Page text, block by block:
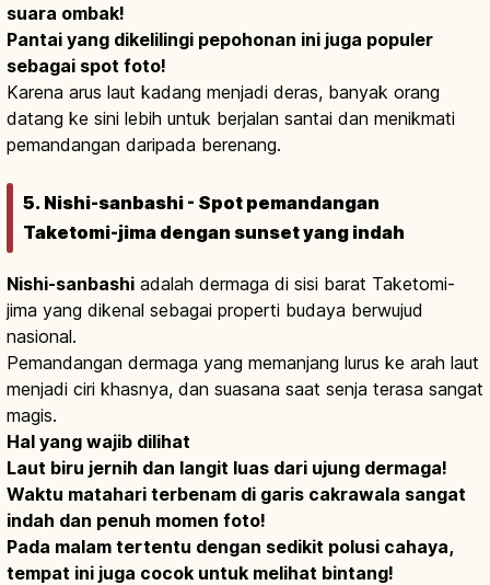
suara ombak!
Pantai yang dikelilingi pepohonan ini juga populer
sebagai spot foto!
Karena arus laut kadang menjadi deras, banyak orang
datang ke sini lebih untuk berjalan santai dan menikmati
pemandangan daripada berenang.
5. Nishi-sanbashi - Spot pemandangan
Taketomi-jima dengan sunset yang indah
Nishi-sanbashi adalah dermaga di sisi barat Taketomi-
jima yang dikenal sebagai properti budaya berwujud
nasional.
Pemandangan dermaga yang memanjang lurus ke arah laut
menjadi ciri khasnya, dan suasana saat senja terasa sangat
magis.
Hal yang wajib dilihat
Laut biru jernih dan langit luas dari ujung dermaga!
Waktu matahari terbenam di garis cakrawala sangat
indah dan penuh momen foto!
Pada malam tertentu dengan sedikit polusi cahaya,
tempat ini juga cocok untuk melihat bintang!